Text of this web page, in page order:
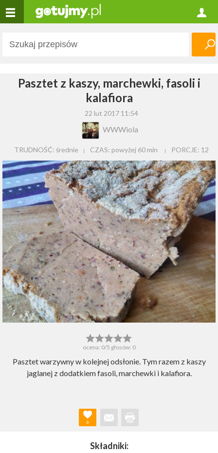
Pasztet z kaszy, marchewki, fasoli i
kalafiora
22 lut 2017 11:54
WWWiola
TRUDNOŚĆ: średnie CZAS: powyżej 60 min PORCJE: 12
ocena: 0/5 głosów: 0
Pasztet warzywny w kolejnej odsłonie. Tym razem z kaszy
jaglanej z dodatkiem fasoli, marchewki i kalafiora.
6
Składniki: